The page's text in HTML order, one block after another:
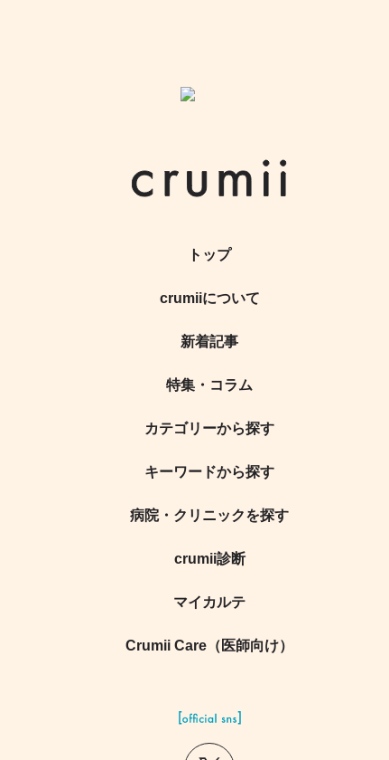
トップ
crumiiについて
新着記事
特集・コラム
カテゴリーから探す
キーワードから探す
病院・クリニックを探す
crumii診断
マイカルテ
Crumii Care（医師向け）